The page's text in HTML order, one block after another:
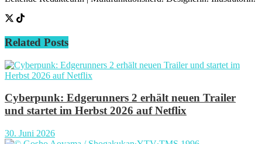
Related Posts
Cyberpunk: Edgerunners 2 erhält neuen Trailer
und startet im Herbst 2026 auf Netflix
30. Juni 2026